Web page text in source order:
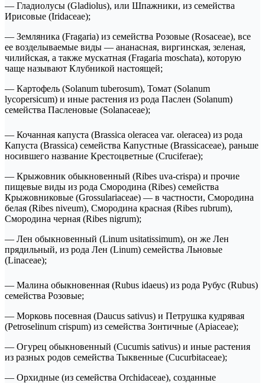
— Гладиолусы (Gladiolus), или Шпажники, из семейства
Ирисовые (Iridaceae);
— Земляника (Fragaria) из семейства Розовые (Rosaceae), все
ее возделываемые виды — ананасная, виргинская, зеленая,
чилийская, а также мускатная (Fragaria moschata), которую
чаще называют Клубникой настоящей;
— Картофель (Solanum tuberosum), Томат (Solanum
lycopersicum) и иные растения из рода Паслен (Solanum)
семейства Пасленовые (Solanaceae);
— Кочанная капуста (Brassica oleracea var. oleracea) из рода
Капуста (Brassica) семейства Капустные (Brassicaceae), раньше
носившего название Крестоцветные (Cruciferae);
— Крыжовник обыкновенный (Ribes uva-crispa) и прочие
пищевые виды из рода Смородина (Ribes) семейства
Крыжовниковые (Grossulariaceae) — в частности, Смородина
белая (Ribes niveum), Смородина красная (Ribes rubrum),
Смородина черная (Ribes nigrum);
— Лен обыкновенный (Linum usitatissimum), он же Лен
прядильный, из рода Лен (Linum) семейства Льновые
(Linaceae);
— Малина обыкновенная (Rubus idaeus) из рода Рубус (Rubus)
семейства Розовые;
— Морковь посевная (Daucus sativus) и Петрушка кудрявая
(Petroselinum crispum) из семейства Зонтичные (Apiaceae);
— Огурец обыкновенный (Cucumis sativus) и иные растения
из разных родов семейства Тыквенные (Cucurbitaceae);
— Орхидные (из семейства Orchidaceae), созданные